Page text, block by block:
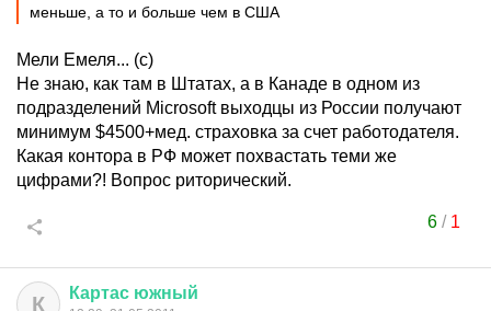
меньше, а то и больше чем в США
Мели Емеля... (с)
Не знаю, как там в Штатах, а в Канаде в одном из
подразделений Microsoft выходцы из России получают
минимум $4500+мед. страховка за счет работодателя.
Какая контора в РФ может похвастать теми же
цифрами?! Вопрос риторический.
6/ 1
К Картас южный